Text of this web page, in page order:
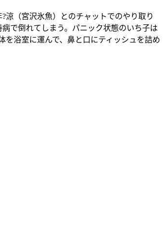
涼（宮沢氷魚）とのチャットでのやり取り
で倒れてしまう。パニック状態のいち子は
浴室に運んで、鼻と口にティッシュを詰め